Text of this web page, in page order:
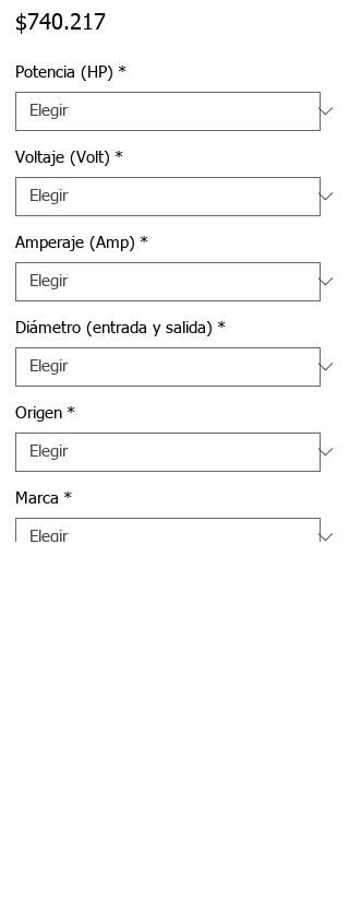
$740.217Precio
Potencia (HP) *
Voltaje (Volt) *
Amperaje (Amp) *
Diámetro (entrada y salida) *
Origen *
Marca *